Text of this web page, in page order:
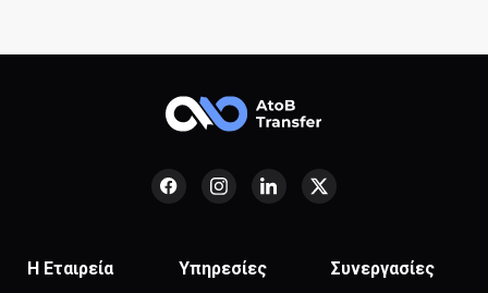
Η Εταιρεία Υπηρεσίες Συνεργασίες